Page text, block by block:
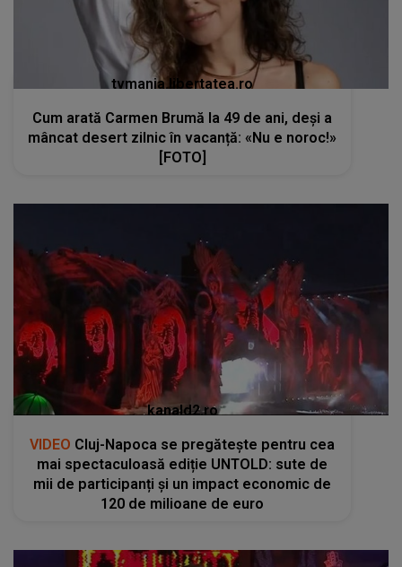
tvmania.libertatea.ro
Cum arată Carmen Brumă la 49 de ani, deși a
mâncat desert zilnic în vacanță: «Nu e noroc!»
[FOTO]
kanald2.ro
VIDEO Cluj-Napoca se pregătește pentru cea
mai spectaculoasă ediție UNTOLD: sute de
mii de participanți și un impact economic de
120 de milioane de euro